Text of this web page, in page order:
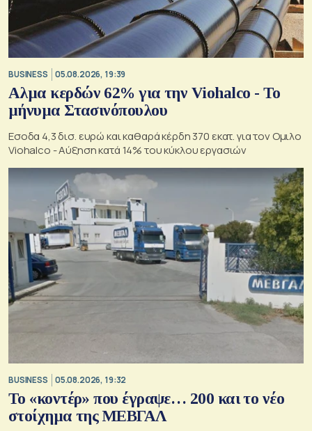
BUSINESS 05.08.2026, 19:39
Αλμα κερδών 62% για την Viohalco - Το
μήνυμα Στασινόπουλου
Εσοδα 4,3 δισ. ευρώ και καθαρά κέρδη 370 εκατ. για τον Ομιλο
Viohalco - Αύξηση κατά 14% του κύκλου εργασιών
BUSINESS 05.08.2026, 19:32
Το «κοντέρ» που έγραψε… 200 και το νέο
στοίχημα της ΜΕΒΓΑΛ